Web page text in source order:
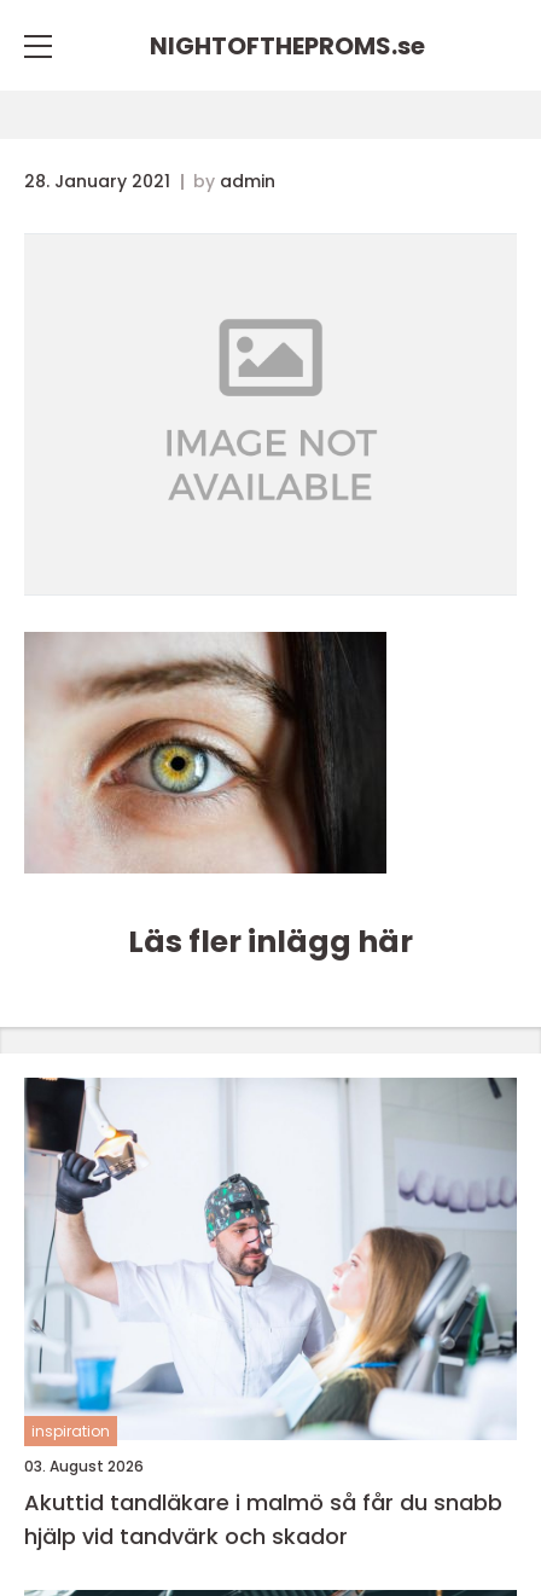
NIGHTOFTHEPROMS.se
28. January 2021 by admin
Läs fler inlägg här
inspiration
03. August 2026
Akuttid tandläkare i malmö så får du snabb
hjälp vid tandvärk och skador